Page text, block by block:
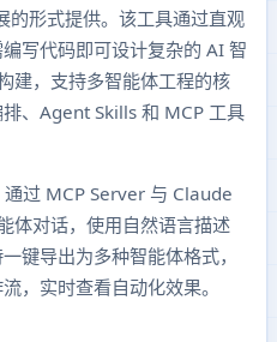
的形式提供。该工具通过直观
写代码即可设计复杂的 AI 智
建，支持多智能体工程的核
、Agent Skills 和 MCP 工具
过 MCP Server 与 Claude
体对话，使用自然语言描述
键导出为多种智能体格式，
，实时查看自动化效果。